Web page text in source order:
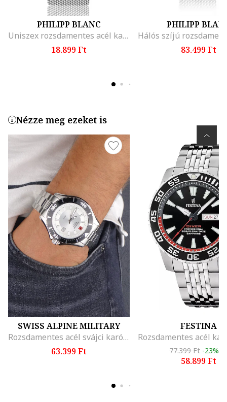
PHILIPP BLANC
Uniszex rozsdamentes acél karóra
18.899 Ft
PHILIPP
83.499 Ft
Nézze meg ezeket is
SWISS ALPINE MILITARY
Rozsdamentes acél svájci karóra
63.399 Ft
FESTINA
77.399 Ft -23%
58.899 Ft